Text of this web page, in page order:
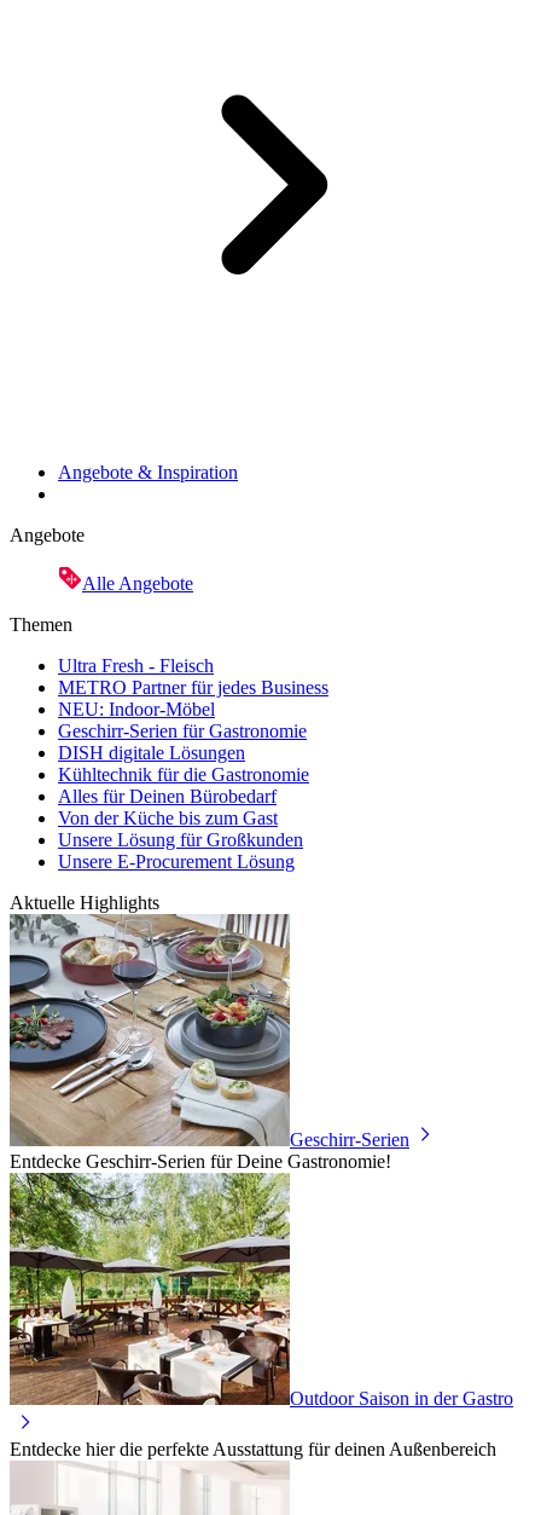
Angebote & Inspiration
Angebote
Alle Angebote
Themen
Ultra Fresh - Fleisch
METRO Partner für jedes Business
NEU: Indoor-Möbel
Geschirr-Serien für Gastronomie
DISH digitale Lösungen
Kühltechnik für die Gastronomie
Alles für Deinen Bürobedarf
Von der Küche bis zum Gast
Unsere Lösung für Großkunden
Unsere E-Procurement Lösung
Aktuelle Highlights
Geschirr-Serien
Entdecke Geschirr-Serien für Deine Gastronomie!
Outdoor Saison in der Gastro
Entdecke hier die perfekte Ausstattung für deinen Außenbereich